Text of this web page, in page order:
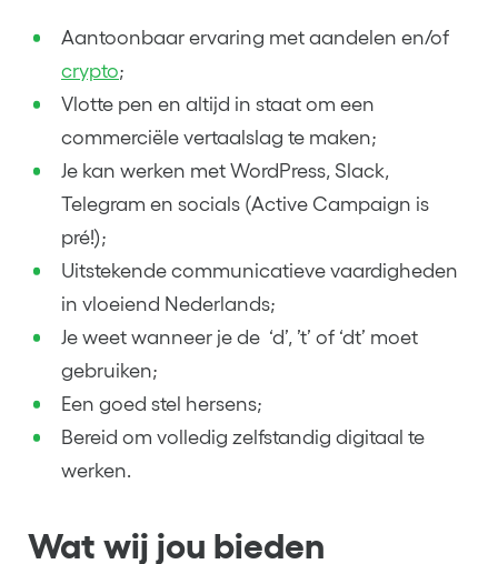
Aantoonbaar ervaring met aandelen en/of
crypto;
Vlotte pen en altijd in staat om een
commerciële vertaalslag te maken;
Je kan werken met WordPress, Slack,
Telegram en socials (Active Campaign is
pré!);
Uitstekende communicatieve vaardigheden
in vloeiend Nederlands;
Je weet wanneer je de ‘d’, ’t’ of ‘dt’ moet
gebruiken;
Een goed stel hersens;
Bereid om volledig zelfstandig digitaal te
werken.
Wat wij jou bieden